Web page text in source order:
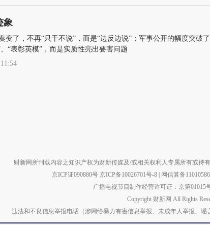
象
变了，不再“只干不说”，而是“边反边说”；军事公开的幅度突破
“表彰英模”，而是实质性亮出要害问题
财新网所刊载内容之知识产权为财新传媒及/或相关权利人专属所有或持
京ICP证090880号 京ICP备10026701号-8 网信算备
广播电视节目制作经营许可证：京第01015
Copyright 财新网 All Rights
违法和不良信息举报电话（涉网络暴力有害信息举报、未成年人举报、谣